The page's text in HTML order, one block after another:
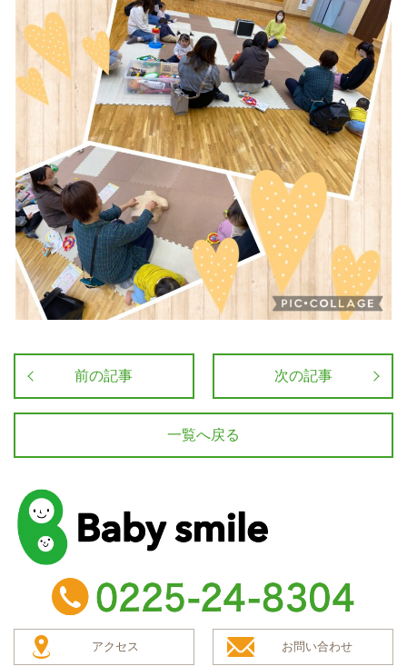
前の記事 次の記事
一覧へ戻る
baby smile
TEL：0225-24-8304
アクセス お問い合わせ